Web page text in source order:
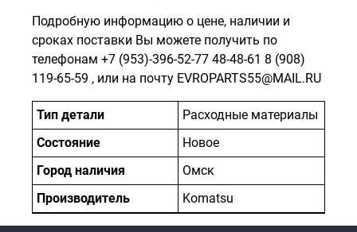
Подробную информацию о цене, наличии и
сроках поставки Вы можете получить по
телефонам +7 (953)-396-52-77 48-48-61 8 (908)
119-65-59 , или на почту EVROPARTS55@MAIL.RU
Тип детали
Расходные материалы
Состояние
Новое
Город наличия
Омск
Производитель
Komatsu